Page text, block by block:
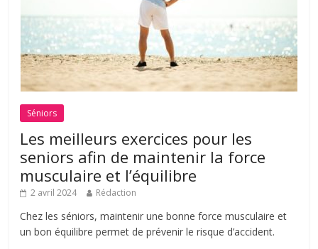
Séniors
Les meilleurs exercices pour les
seniors afin de maintenir la force
musculaire et l’équilibre
2 avril 2024 Rédaction
Chez les séniors, maintenir une bonne force musculaire et
un bon équilibre permet de prévenir le risque d’accident.